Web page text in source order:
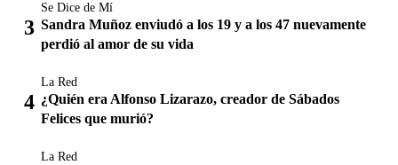
Se Dice de Mí
Sandra Muñoz enviudó a los 19 y a los 47 nuevamente
perdió al amor de su vida
La Red
¿Quién era Alfonso Lizarazo, creador de Sábados
Felices que murió?
La Red